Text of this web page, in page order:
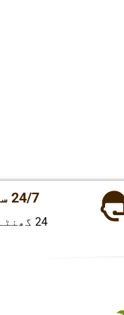
24/7 سپورٹ
24 گھنٹے آن لائن